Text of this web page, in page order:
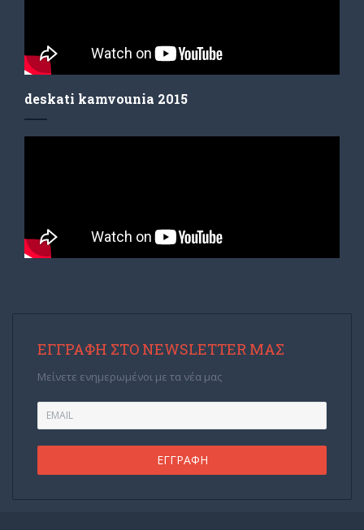
deskati kamvounia 2015
ΕΓΓΡΑΦΉ ΣΤΟ NEWSLETTER ΜΑΣ
Μείνετε ενημερωμένοι με τα νέα μας